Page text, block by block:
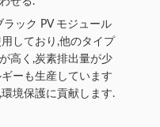
ラック PV モジュール
しており,他のタイプ
高く,炭素排出量が少
ーも生産しています
境保護に貢献します.